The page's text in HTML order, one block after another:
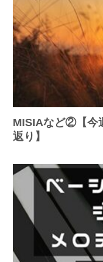
MISIAなど②【今
返り】